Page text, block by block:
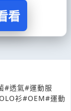
看
#透氣#運動服
衫#OEM#運動